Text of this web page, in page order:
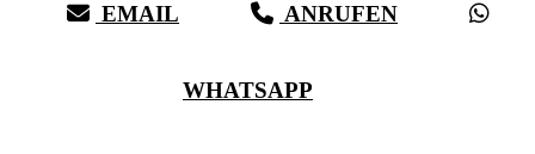
EMAIL ANRUFEN
WHATSAPP